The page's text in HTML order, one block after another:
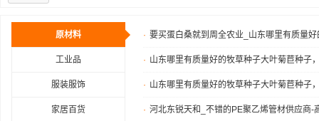
原材料
工业品
服装服饰
家居百货
· 要买蛋白桑就到周全农业_山东哪里有质量
· 山东哪里有质量好的牧草种子大叶菊苣种子
· 山东哪里有质量好的牧草种子大叶菊苣种子
· 河北东锐天和_不错的PE聚乙烯管材供应商-